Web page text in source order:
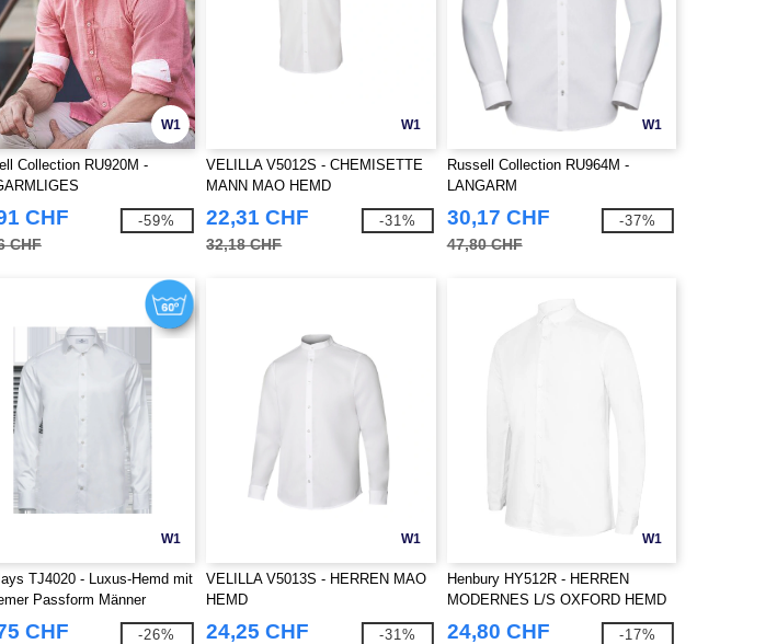
W1
Collection RU920M -
OXFORD
HEMD
CHF
CHF
-59%
W1
VELILLA V5012S - CHEMISETTE
MANN MAO HEMD
22,31 CHF
32,18 CHF
-31%
W1
Russell Collection RU964M -
LANGARM
MASSGESCHNEIDERTES
KONTRASTFARBENES
FISCHGRÄT HERREN HEMD
30,17 CHF
47,80 CHF
-37%
W1
TJ4020 - Luxus-Hemd mit
Passform Männer
CHF -26%
W1
VELILLA V5013S - HERREN MAO
HEMD
24,25 CHF -31%
W1
Henbury HY512R - HERREN
MODERNES L/S OXFORD HEMD
– REGULAR FIT
24,80 CHF -17%